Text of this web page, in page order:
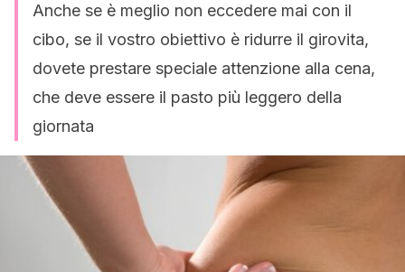
Anche se è meglio non eccedere mai con il
cibo, se il vostro obiettivo è ridurre il girovita,
dovete prestare speciale attenzione alla cena,
che deve essere il pasto più leggero della
giornata